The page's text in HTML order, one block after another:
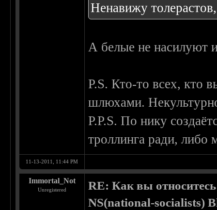
Ненавижу
А белые не насилуют
P.S. Кто-то всех, кто
шлюхами.
P.P.S. По нику
троллинга ради,
11-13-2011, 11:44 PM
Immortal_Not
Unregistered
RE: Как вы
NS(national-socialists)